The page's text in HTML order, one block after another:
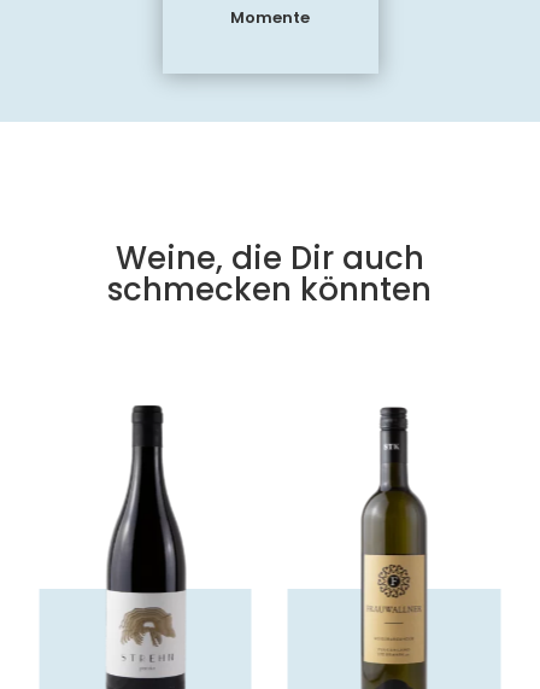
Momente
Weine, die Dir auch
schmecken könnten